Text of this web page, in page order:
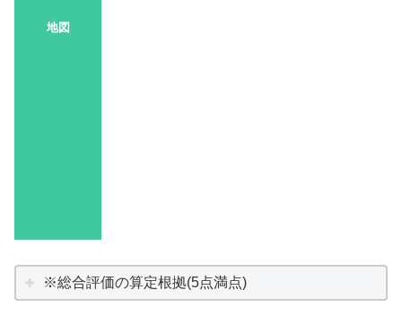
地図
※総合評価の算定根拠(5点満点)